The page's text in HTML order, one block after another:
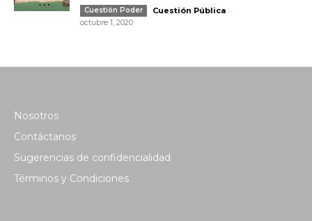
Cuestión Poder Cuestión Pública -
octubre 1, 2020
Nosotros
Contáctanos
Sugerencias de confidencialidad
Términos y Condiciones